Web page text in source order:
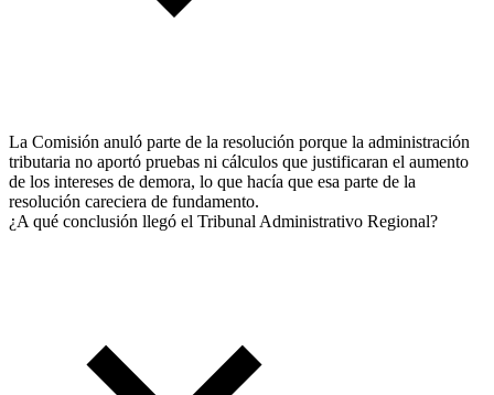
La Comisión anuló parte de la resolución porque la administración
tributaria no aportó pruebas ni cálculos que justificaran el aumento
de los intereses de demora, lo que hacía que esa parte de la
resolución careciera de fundamento.
¿A qué conclusión llegó el Tribunal Administrativo Regional?